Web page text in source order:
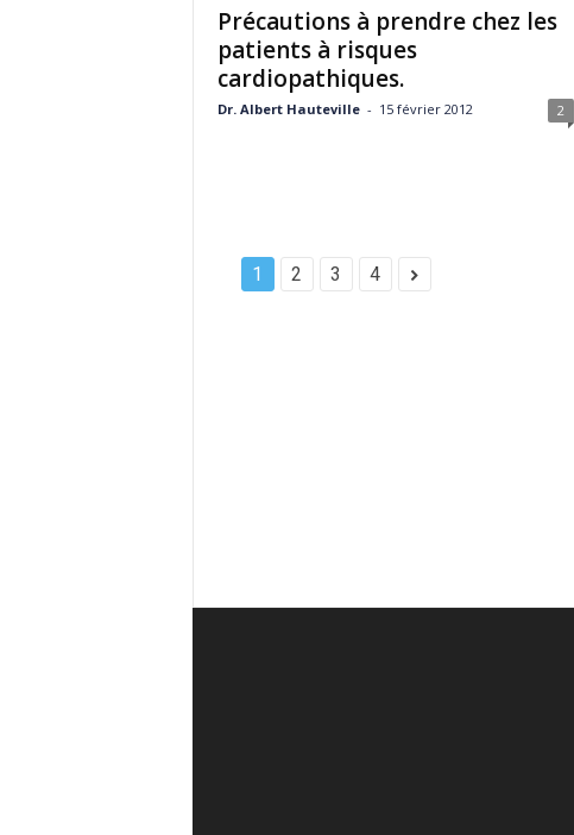
Précautions à prendre chez les
patients à risques
cardiopathiques.
Dr. Albert Hauteville - 15 février 2012 2
1 2 3 4